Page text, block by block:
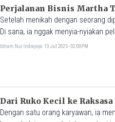
Perjalanan Bisnis Martha
Setelah menikah dengan seorang
Di sana, ia nggak menyia-nyiakan
mendalami berbagai ilmu
Idham Nur Indrajaya 13 Jul 2025 - 02:00PM
Dari Ruko Kecil ke
Dengan satu orang karyawan, ia